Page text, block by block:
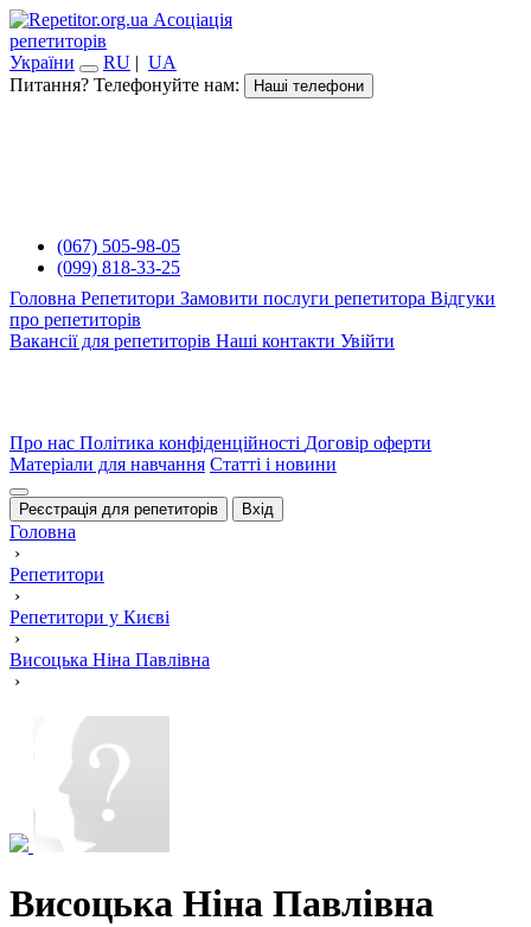
Асоціація
репетиторів
України
RU | UA
Питання? Телефонуйте нам:
Наші телефони
(067) 505-98-05
(099) 818-33-25
Головна Репетитори Замовити послуги репетитора Відгуки
про репетиторів
Вакансії для репетиторів Наші контакти Увійти
Про нас Політика конфіденційності Договір оферти
Матеріали для навчання Статті і новини
Реєстрація для репетиторів Вхід
Головна
›
Репетитори
›
Репетитори у Києві
›
Висоцька Ніна Павлівна
›
Висоцька Ніна Павлівна